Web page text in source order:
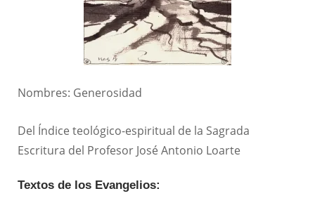
Nombres: Generosidad
Del Índice teológico-espiritual de la Sagrada
Escritura del Profesor José Antonio Loarte
Textos de los Evangelios: